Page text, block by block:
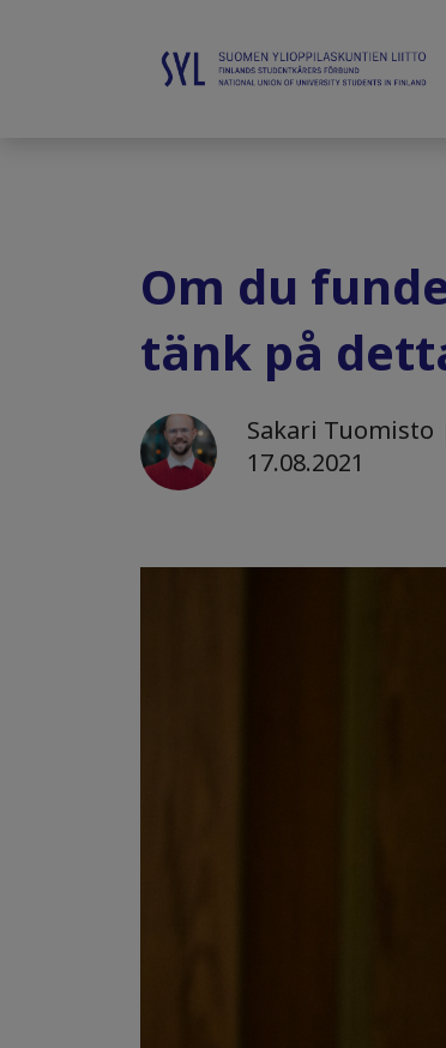
Om du
tänk på
Sakari
17.08.2021